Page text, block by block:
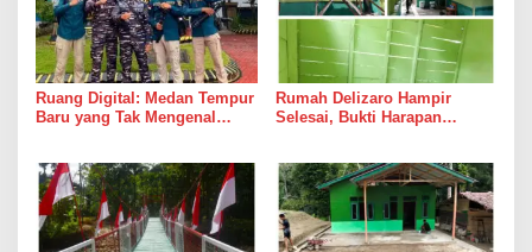
Ruang Digital: Medan Tempur
Baru yang Tak Mengenal
Rumah Delizaro Hampir
Selesai, Bukti Harapan